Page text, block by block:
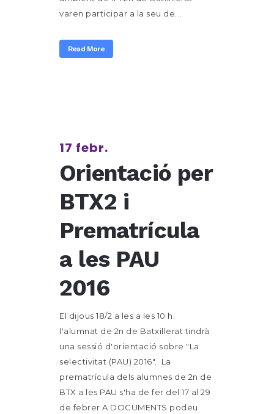
varen participar a la seu de...
Read More
17 febr.
Orientació per
BTX2 i
Prematrícula
a les PAU
2016
El dijous 18/2 a les a les 10 h.
l'alumnat de 2n de Batxillerat tindrà
una sessió d'orientació sobre "La
selectivitat (PAU) 2016". La
prematrícula dels alumnes de 2n de
BTX a les PAU s'ha de fer del 17 al 29
de febrer A DOCUMENTS podeu